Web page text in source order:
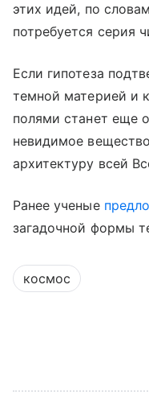
этих идей, по
потребуется серия
Если гипотеза
темной материей и
полями станет еще
невидимое
архитектуру всей
Ранее ученые
загадочной формы
космос